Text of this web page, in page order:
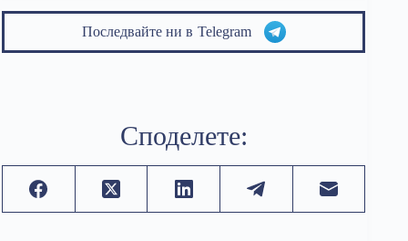
Последвайте ни в Telegram
Споделете: